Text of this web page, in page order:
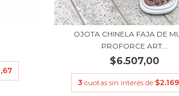
OJOTA CHINELA FAJA DE
PROFORCE ART...
$6.507,00
3 cuotas sin interés de